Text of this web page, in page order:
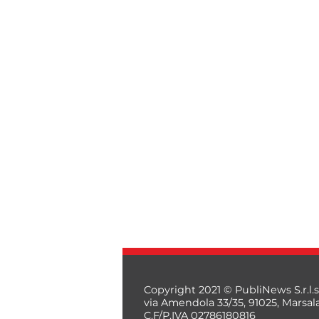
Copyright 2021 © PubliNews
via Amendola 33/35, 91025,
C.F/P.IVA 02786180816